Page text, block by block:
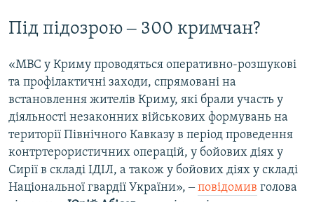
Під підозрою ‒ 300 кримчан?
«МВС у Криму проводяться оперативно-розшукові
та профілактичні заходи, спрямовані на
встановлення жителів Криму, які брали участь у
діяльності незаконних військових формувань на
території Північного Кавказу в період проведення
контртерористичних операцій, у бойових діях у
Сирії в складі ІДІЛ, а також у бойових діях у складі
Національної гвардії України», ‒повідомив голова